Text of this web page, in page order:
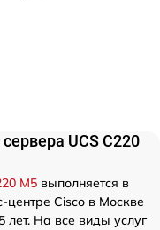
UCS C220
M5 выполняется в
центре Cisco в Москве
лет. На все виды услуг